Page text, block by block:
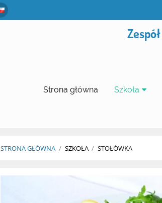
Strona główna Szkoła
STRONA GŁÓWNA / SZKOŁA / STOŁÓWKA
Stołówka